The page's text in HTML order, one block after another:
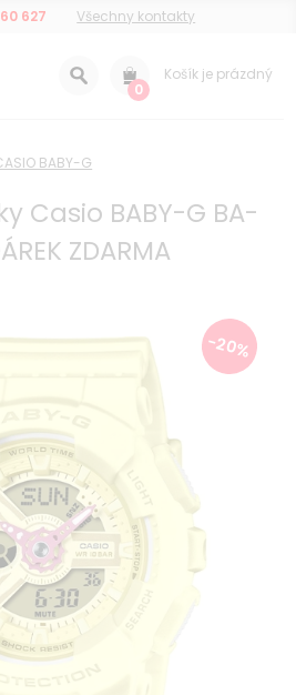
627 Všechny kontakty
0
Košík je prázdný
BABY-G
Casio BABY-G BA-
ZDARMA
-20%